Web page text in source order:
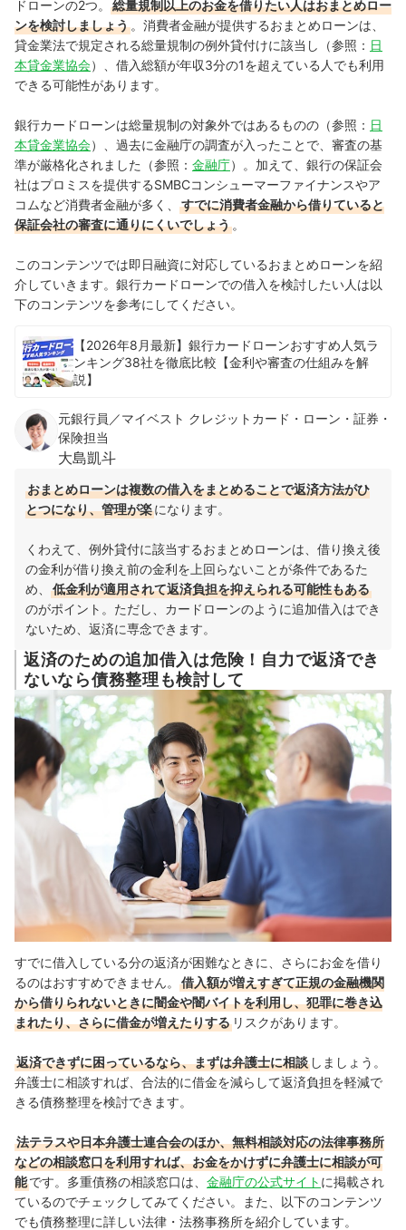
ドローンの2つ。
総量規制以上のお金を借りたい人はおまとめロー
ンを検討しましょう。 消費者金融が提供するおまとめローンは、
貸金業法で規定される総量規制の例外貸付けに該当し（参照： 日
本貸金業協会）、借入総額が年収3分の1を超えている人でも利用
できる可能性があります。
銀行カードローンは総量規制の対象外ではあるものの（参照： 日
本貸金業協会）、過去に金融庁の調査が入ったことで、審査の基
準が厳格化されました（参照： 金融庁）。加えて、銀行の保証会
社はプロミスを提供するSMBCコンシューマーファイナンスやア
コムなど消費者金融が多く、
すでに消費者金融から借りていると
保証会社の審査に通りにくいでしょう。
このコンテンツでは即日融資に対応しているおまとめローンを紹
介していきます。銀行カードローンでの借入を検討したい人は以
下のコンテンツを参考にしてください。
【2026年8月最新】銀行カードローンおすすめ人気ラ
ンキング38社を徹底比較【金利や審査の仕組みを解
説】
元銀行員／マイベスト クレジットカード・ローン・証券・
保険担当
大島凱斗
おまとめローンは複数の借入をまとめることで返済方法がひ
とつになり、管理が楽になります。
くわえて、例外貸付に該当するおまとめローンは、借り換え後
の金利が借り換え前の金利を上回らないことが条件であるた
め、
低金利が適用されて返済負担を抑えられる可能性もある
のがポイント。ただし、カードローンのように追加借入はでき
ないため、返済に専念できます。
返済のための追加借入は危険！自力で返済でき
ないなら債務整理も検討して
すでに借入している分の返済が困難なときに、さらにお金を借り
るのはおすすめできません。
借入額が増えすぎて正規の金融機関
から借りられないときに闇金や闇バイトを利用し、犯罪に巻き込
まれたり、さらに借金が増えたりする リスクがあります。
返済できずに困っているなら、まずは弁護士に相談 しましょう。
弁護士に相談すれば、合法的に借金を減らして返済負担を軽減で
きる債務整理を検討できます。
法テラスや日本弁護士連合会のほか、無料相談対応の法律事務所
などの相談窓口を利用すれば、お金をかけずに弁護士に相談が可
能です。多重債務の相談窓口は、 金融庁の公式サイト に掲載され
ているのでチェックしてみてください。また、以下のコンテンツ
でも債務整理に詳しい法律・法務事務所を紹介しています。